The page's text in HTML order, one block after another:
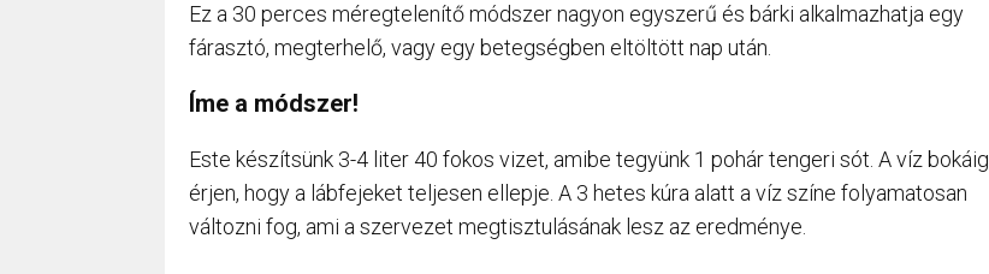
Ez a 30 perces méregtelenítő módszer nagyon egyszerű és bárki alkalmazhatja egy
fárasztó, megterhelő, vagy egy betegségben eltöltött nap után.
Íme a módszer!
Este készítsünk 3-4 liter 40 fokos vizet, amibe tegyünk 1 pohár tengeri sót. A víz bokáig
érjen, hogy a lábfejeket teljesen ellepje. A 3 hetes kúra alatt a víz színe folyamatosan
változni fog, ami a szervezet megtisztulásának lesz az eredménye.